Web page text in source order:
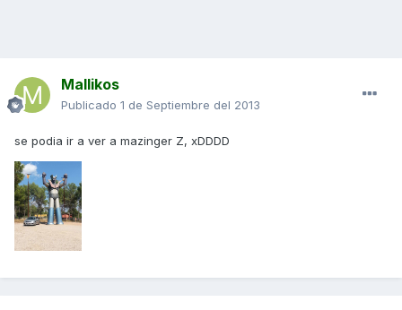
Mallikos
Publicado 1 de Septiembre del 2013
se podia ir a ver a mazinger Z, xDDDD